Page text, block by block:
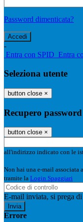
Password dimenticata?
-
Entra con SPID Entra
Seleziona utente
button close ×
Recupero password
button close ×
all'indirizzo indicato con le
Non hai una e-mail associata
tramite la Login Spaggiari
E-mail inviata, si prega
Errore